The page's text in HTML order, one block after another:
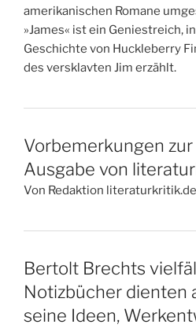
amerikanischen Romane
»James« ist ein Geniestreich,
Geschichte von Huckleberry
des versklavten Jim erzählt.
Vorbemerkungen
Ausgabe von
Von Redaktion literaturkritik.de
Bertolt Brechts
Notizbücher dienten
seine Ideen,